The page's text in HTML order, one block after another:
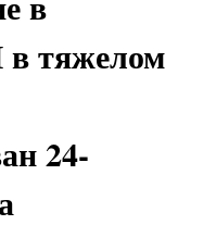
в тяжелом
24-